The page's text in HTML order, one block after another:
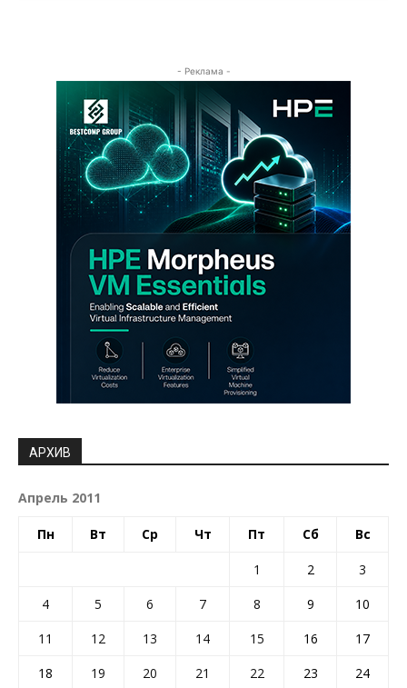
- Реклама -
АРХИВ
Апрель 2011
Пн Вт Ср Чт Пт Сб Вс
1 2
3
4
5 6 7 8 9
10
11
12 13 14 15 16
17
18
19 20 21 22 23
24